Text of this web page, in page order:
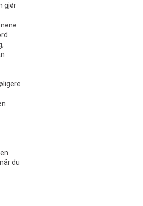
gjør
du